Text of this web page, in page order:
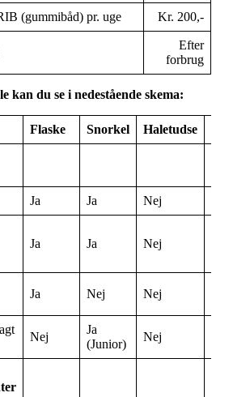
(gummibåd) pr. uge Kr. 200,-
Efter
forbrug
kan du se i nedestående skema:
Flaske Snorkel Haletudse
Ja Ja Nej
Ja Ja Nej
Ja Nej Nej
Nej
Ja
(Junior)
Nej